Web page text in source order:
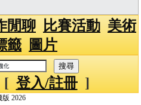
閒聊 比賽活動 美術
籤 圖片
[ 登入/註冊]
版 2026